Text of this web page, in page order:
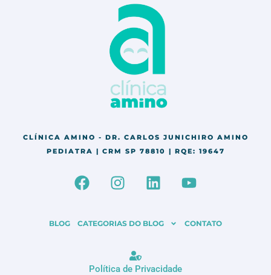
CLÍNICA AMINO - DR. CARLOS JUNICHIRO AMINO
PEDIATRA | CRM SP 78810 | RQE: 19647
F
a
e
I
n
t
r
L
i
k
i
Y
o
t
BLOG CATEGORIAS DO BLOG CONTATO
Política de Privacidade